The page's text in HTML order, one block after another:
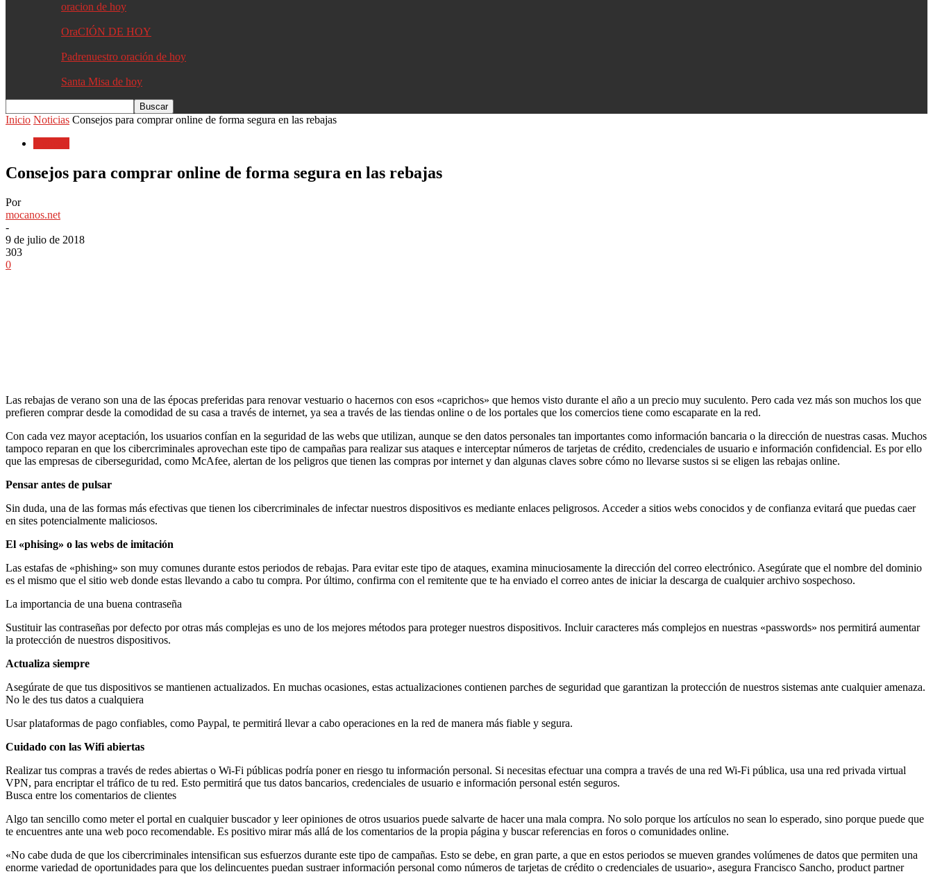
oracion de hoy
OraCIÓN DE HOY
Padrenuestro oración de hoy
Santa Misa de hoy
Inicio Noticias Consejos para comprar online de forma segura en las rebajas
Consejos para comprar online de forma segura en las rebajas
Por
mocanos.net
-
9 de julio de 2018
303
0
Las rebajas de verano son una de las épocas preferidas para renovar vestuario o hacernos con esos «caprichos» que hemos visto durante el año a un precio muy suculento. Pero cada vez más son muchos los que
prefieren comprar desde la comodidad de su casa a través de internet, ya sea a través de las tiendas online o de los portales que los comercios tiene como escaparate en la red.
Con cada vez mayor aceptación, los usuarios confían en la seguridad de las webs que utilizan, aunque se den datos personales tan importantes como información bancaria o la dirección de nuestras casas. Muchos
tampoco reparan en que los cibercriminales aprovechan este tipo de campañas para realizar sus ataques e interceptar números de tarjetas de crédito, credenciales de usuario e información confidencial. Es por ello
que las empresas de ciberseguridad, como McAfee, alertan de los peligros que tienen las compras por internet y dan algunas claves sobre cómo no llevarse sustos si se eligen las rebajas online.
Pensar antes de pulsar
Sin duda, una de las formas más efectivas que tienen los cibercriminales de infectar nuestros dispositivos es mediante enlaces peligrosos. Acceder a sitios webs conocidos y de confianza evitará que puedas caer
en sites potencialmente maliciosos.
El «phising» o las webs de imitación
Las estafas de «phishing» son muy comunes durante estos periodos de rebajas. Para evitar este tipo de ataques, examina minuciosamente la dirección del correo electrónico. Asegúrate que el nombre del dominio
es el mismo que el sitio web donde estas llevando a cabo tu compra. Por último, confirma con el remitente que te ha enviado el correo antes de iniciar la descarga de cualquier archivo sospechoso.
La importancia de una buena contraseña
Sustituir las contraseñas por defecto por otras más complejas es uno de los mejores métodos para proteger nuestros dispositivos. Incluir caracteres más complejos en nuestras «passwords» nos permitirá aumentar
la protección de nuestros dispositivos.
Actualiza siempre
Asegúrate de que tus dispositivos se mantienen actualizados. En muchas ocasiones, estas actualizaciones contienen parches de seguridad que garantizan la protección de nuestros sistemas ante cualquier amenaza.
No le des tus datos a cualquiera
Usar plataformas de pago confiables, como Paypal, te permitirá llevar a cabo operaciones en la red de manera más fiable y segura.
Cuidado con las Wifi abiertas
Realizar tus compras a través de redes abiertas o Wi-Fi públicas podría poner en riesgo tu información personal. Si necesitas efectuar una compra a través de una red Wi-Fi pública, usa una red privada virtual
VPN, para encriptar el tráfico de tu red. Esto permitirá que tus datos bancarios, credenciales de usuario e información personal estén seguros.
Busca entre los comentarios de clientes
Algo tan sencillo como meter el portal en cualquier buscador y leer opiniones de otros usuarios puede salvarte de hacer una mala compra. No solo porque los artículos no sean lo esperado, sino porque puede que
te encuentres ante una web poco recomendable. Es positivo mirar más allá de los comentarios de la propia página y buscar referencias en foros o comunidades online.
«No cabe duda de que los cibercriminales intensifican sus esfuerzos durante este tipo de campañas. Esto se debe, en gran parte, a que en estos periodos se mueven grandes volúmenes de datos que permiten una
enorme variedad de oportunidades para que los delincuentes puedan sustraer información personal como números de tarjetas de crédito o credenciales de usuario», asegura Francisco Sancho, product partner